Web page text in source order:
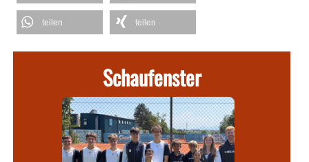
teilen teilen
Schaufenster